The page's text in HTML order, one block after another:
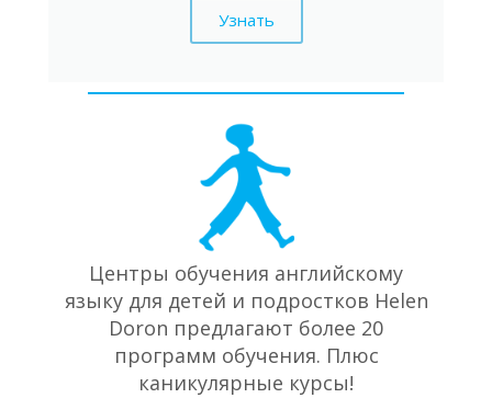
Узнать
Центры обучения английскому
языку для детей и подростков Helen
Doron предлагают более 20
программ обучения. Плюс
каникулярные курсы!